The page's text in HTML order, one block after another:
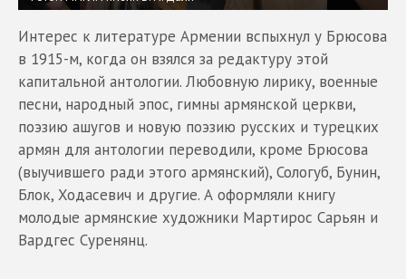
Интерес к литературе Армении вспыхнул у Брюсова
в 1915-м, когда он взялся за редактуру этой
капитальной антологии. Любовную лирику, военные
песни, народный эпос, гимны армянской церкви,
поэзию ашугов и новую поэзию русских и турецких
армян для антологии переводили, кроме Брюсова
(выучившего ради этого армянский), Сологуб, Бунин,
Блок, Ходасевич и другие. А оформляли книгу
молодые армянские художники Мартирос Сарьян и
Вардгес Суренянц.